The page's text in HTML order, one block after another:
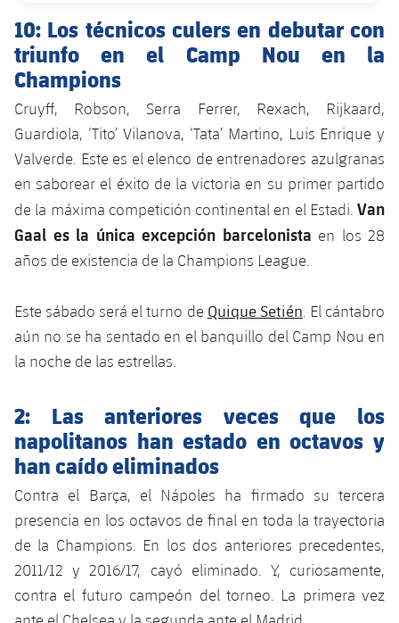
10: Los técnicos culers en debutar con
triunfo en el Camp Nou en la
Champions
Cruyff, Robson, Serra Ferrer, Rexach, Rijkaard,
Guardiola, ‘Tito’ Vilanova, ‘Tata’ Martino, Luis Enrique y
Valverde. Este es el elenco de entrenadores azulgranas
en saborear el éxito de la victoria en su primer partido
de la máxima competición continental en el Estadi. Van
Gaal es la única excepción barcelonista en los 28
años de existencia de la Champions League.
Este sábado será el turno de Quique Setién . El cántabro
aún no se ha sentado en el banquillo del Camp Nou en
la noche de las estrellas.
2: Las anteriores veces que los
napolitanos han estado en octavos y
han caído eliminados
Contra el Barça, el Nápoles ha firmado su tercera
presencia en los octavos de final en toda la trayectoria
de la Champions. En los dos anteriores precedentes,
2011/12 y 2016/17, cayó eliminado. Y, curiosamente,
contra el futuro campeón del torneo. La primera vez